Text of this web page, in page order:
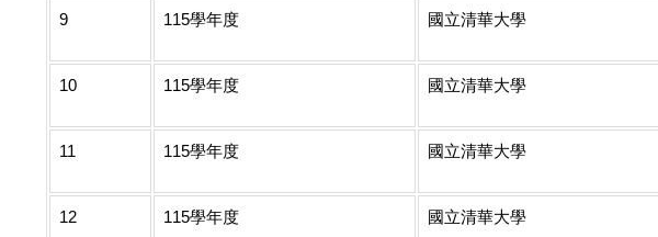
9 115學年度 國立清華大學
10 115學年度 國立清華大學
11 115學年度 國立清華大學
12 115學年度 國立清華大學